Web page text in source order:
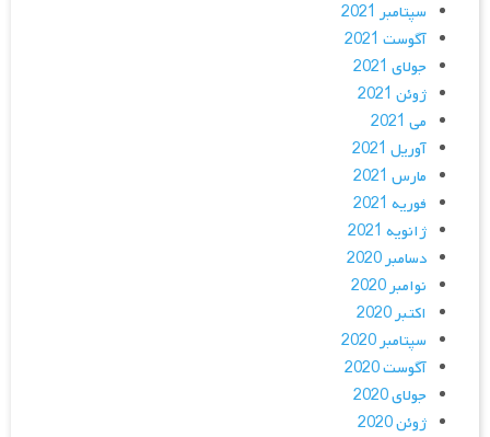
سپتامبر 2021
آگوست 2021
جولای 2021
ژوئن 2021
می 2021
آوریل 2021
مارس 2021
فوریه 2021
ژانویه 2021
دسامبر 2020
نوامبر 2020
اکتبر 2020
سپتامبر 2020
آگوست 2020
جولای 2020
ژوئن 2020